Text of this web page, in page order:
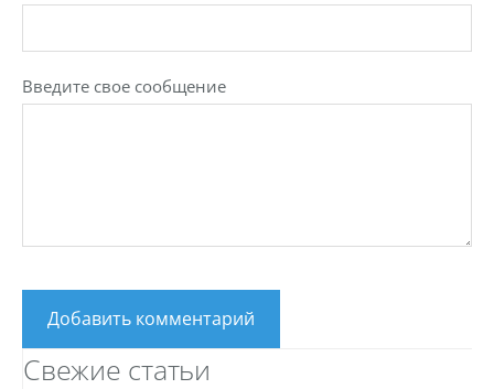
Свежие статьи
Введите свое сообщение